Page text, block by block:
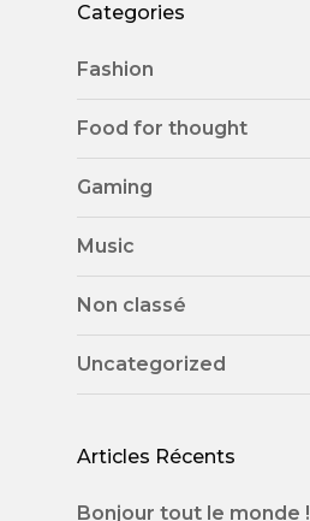
Categories
Fashion
Food for thought
Gaming
Music
Non classé
Uncategorized
Articles Récents
Bonjour tout le monde !